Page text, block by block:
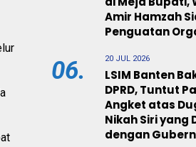
Amir Hamzah
Penguatan
06. 20 JUL 2026
LSIM Banten
DPRD, Tuntut
Angket atas
Nikah Siri yang
dengan